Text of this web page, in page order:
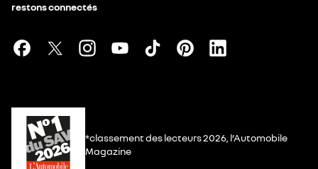
restons connectés
*classement des lecteurs 2026, l’Automobile
Magazine